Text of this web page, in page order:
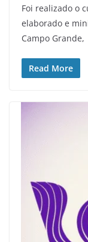
Foi realizado o
elaborado e
Campo Grande,
Read More